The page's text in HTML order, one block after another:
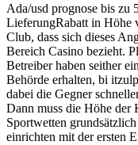
Ada/usd prognose bis zu
LieferungRabatt in Höhe
Club, dass sich dieses
Bereich Casino bezieht.
Betreiber haben seither
Behörde erhalten, bi
dabei die Gegner
Dann muss die Höhe der
Sportwetten
einrichten mit der ersten